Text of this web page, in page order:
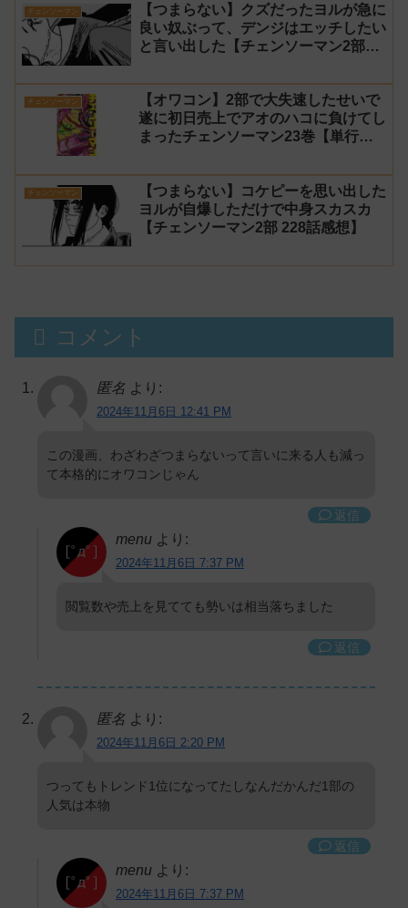
チェンソーマン
【つまらない】クズだったヨルが急に
良い奴ぶって、デンジはエッチしたい
と言い出した【チェンソーマン2部
チェンソーマン
【オワコン】2部で大失速したせいで
遂に初日売上でアオのハコに負けてし
まったチェンソーマン23巻【単行
チェンソーマン
【つまらない】コケピーを思い出した
ヨルが自爆しただけで中身スカスカ
【チェンソーマン2部 228話感想】
コメント
匿名 より:
2024年11月6日 12:41 PM
この漫画、わざわざつまらないって言いに来る人も減っ
て本格的にオワコンじゃん
返信
menu より:
2024年11月6日 7:37 PM
閲覧数や売上を見てても勢いは相当落ちました
返信
匿名 より:
2024年11月6日 2:20 PM
つってもトレンド1位になってたしなんだかんだ1部の
人気は本物
返信
menu より:
2024年11月6日 7:37 PM